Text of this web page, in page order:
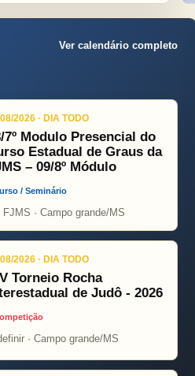
Ver calendário completo
2026 · DIA TODO
7º Modulo Presencial do
Estadual de Graus da
– 09/8º Módulo
/ Seminário
FJMS · Campo grande/MS
2026 · DIA TODO
Torneio Rocha
de Judô - 2026
· Campo grande/MS
PINT PSOPJ IS Roza